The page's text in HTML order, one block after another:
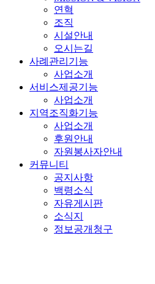
연혁
조직
시설안내
오시는길
사례관리기능
사업소개
서비스제공기능
사업소개
지역조직화기능
사업소개
후원안내
자원봉사자안내
커뮤니티
공지사항
백령소식
자유게시판
소식지
정보공개청구